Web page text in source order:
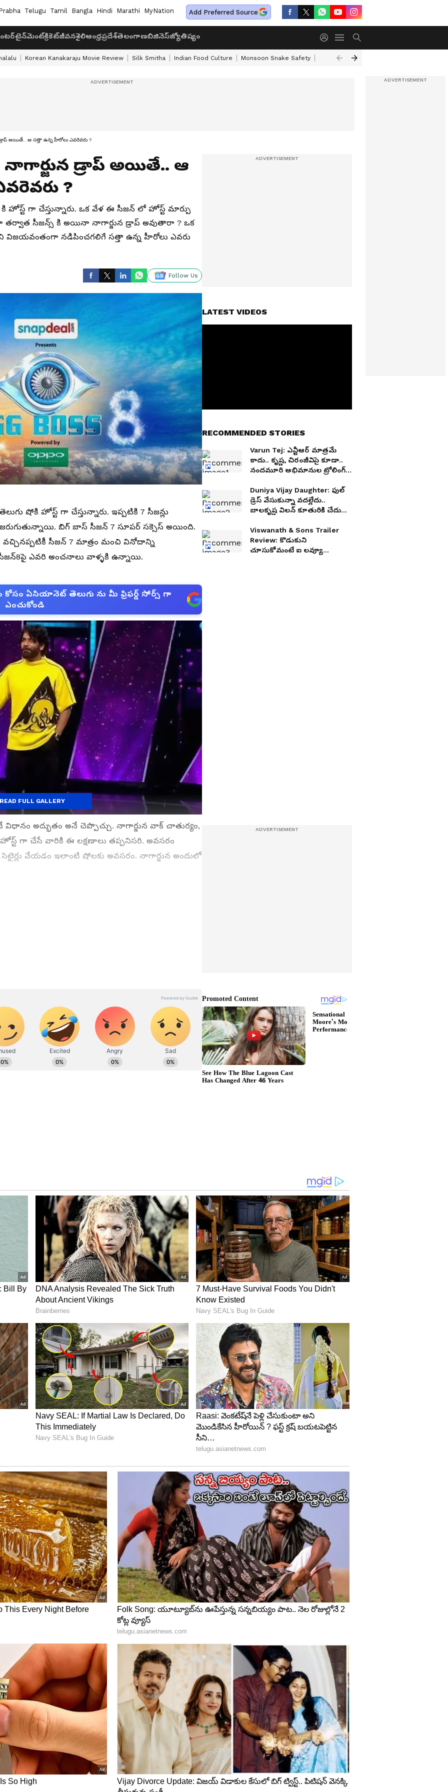
Telugu Tamil Bangla Hindi Marathi MyNation Add Preferred Source
క్రికెట్జీవనశైలిఆంధ్రప్రదేశ్తెలంగాణబిజినెస్జ్యోతిష్యం
Korean Kanakaraju Movie Review Silk Smitha Indian Food Culture Monsoon Snake Safety Akkineni Nageswara Rao
అయితే.. ఆ సత్తా ఉన్న హీరోలు ఎవరెవరు ?
డ్రాప్ అయితే.. ఆ
?
హోస్ట్ గా చేస్తున్నారు. ఒక వేళ ఈ సీజన్ లో హోస్ట్ మార్పు
సీజన్స్ కి అయినా నాగార్జున డ్రాప్ అవుతారా ? ఒక
నడిపించగలిగే సత్తా ఉన్న హీరోలు ఎవరు
Follow Us
షోకి హోస్ట్ గా చేస్తున్నారు. ఇప్పటికి 7 సీజన్లు
బిగ్ బాస్ సీజన్ 7 సూపర్ సక్సెస్ అయింది.
వచ్చినప్పటికీ సీజన్ 7 మాత్రం మంచి వినోదాన్ని
ఎవరి అంచనాలు వాళ్ళకి ఉన్నాయి.
ఏసియానెట్ తెలుగు ను మీ ఫ్రిఫర్డ్ సోర్స్ గా
ఎంచుకోండి
అద్భుతం అనే చెప్పొచ్చు. నాగార్జున వాక్ చాతుర్యం,
హోస్ట్ గా చేసే వారికి ఈ లక్షణాలు తప్పనిసరి. అవసరం
సెటైర్లు వేయడం ఇలాంటి షోలకు అవసరం. నాగార్జున అందులో
నడిపించగలిగే సత్తా ఉన్న హీరోలు ఎవరు
ఆ సీజన్ సూపర్ సక్సెస్ అయింది. ఆ తర్వాత నేచురల్
బిగ్ బాస్ ని నడిపించారు. ఆ తర్వాత నాగార్జున
అభిమానుల్లో ముందుగా వినిపిస్తున్న పేరు నందమూరి
FULL GALLERY
LATEST VIDEOS
RECOMMENDED STORIES
Varun Tej: ఎన్టీఆర్ మాత్రమే
కాదు.. కృష్ణ, చిరంజీవిపై కూడా..
నందమూరి అభిమానుల ట్రోలింగ్ కి
Duniya Vijay Daughter: ఫుల్
డ్రెస్ వేసుకున్నా వదల్లేదు..
బాలకృష్ణ విలన్ కూతురికి చేదు
Viswanath & Sons Trailer
Review: కొడుకుని
చూసుకోమంటే ఐ లవ్యూ